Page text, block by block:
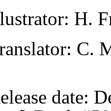
: H.
: C.
date: